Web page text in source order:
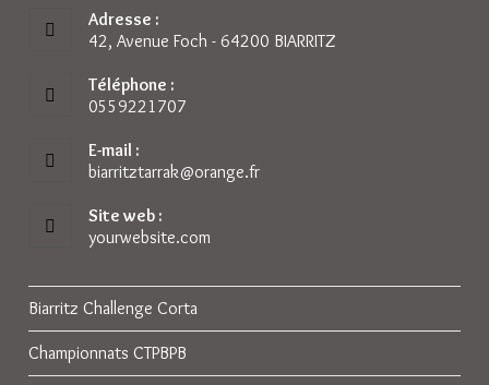
Adresse :
42, Avenue Foch - 64200 BIARRITZ
Téléphone :
0559221707
E-mail :
biarritztarrak@orange.frS’ouvre
Site web :
yourwebsite.com
Biarritz Challenge Corta
Championnats CTPBPB